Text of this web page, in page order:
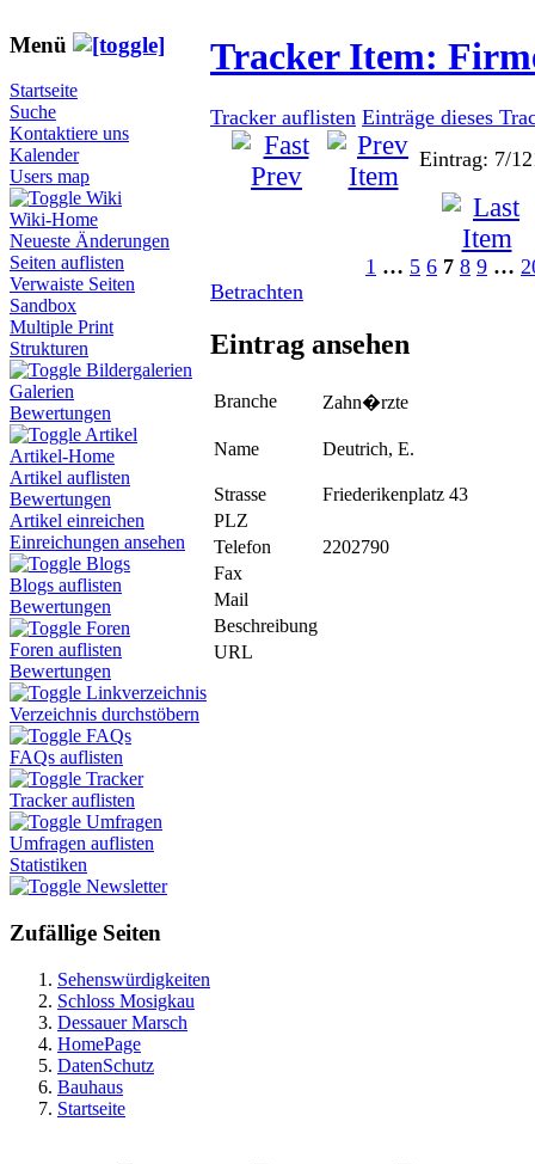
Menü
Startseite
Suche
Kontaktiere uns
Kalender
Users map
Wiki
Wiki-Home
Neueste Änderungen
Seiten auflisten
Verwaiste Seiten
Sandbox
Multiple Print
Strukturen
Bildergalerien
Galerien
Bewertungen
Artikel
Artikel-Home
Artikel auflisten
Bewertungen
Artikel einreichen
Einreichungen ansehen
Blogs
Blogs auflisten
Bewertungen
Foren
Foren auflisten
Bewertungen
Linkverzeichnis
Verzeichnis durchstöbern
FAQs
FAQs auflisten
Tracker
Tracker auflisten
Umfragen
Umfragen auflisten
Statistiken
Newsletter
Zufällige Seiten
Sehenswürdigkeiten
Schloss Mosigkau
Dessauer Marsch
HomePage
DatenSchutz
Bauhaus
Startseite
Tracker Item:
Tracker auflisten Einträge dieses
Eintrag: 7/
1 … 5 6 7 8 9 …
Betrachten
Eintrag ansehen
Branche Zahn�rzte
Name Deutrich, E.
Strasse
Friederikenplatz 43
PLZ
Telefon
2202790
Fax
Mail
Beschreibung
URL